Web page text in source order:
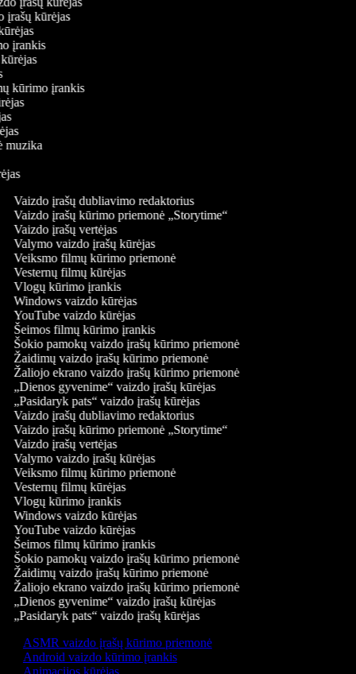
įrašų kūrėjas
įrankis
kūrimo įrankis
muzika
Vaizdo įrašų dubliavimo redaktorius
Vaizdo įrašų kūrimo priemonė „Storytime“
Vaizdo įrašų vertėjas
Valymo vaizdo įrašų kūrėjas
Veiksmo filmų kūrimo priemonė
Vesternų filmų kūrėjas
Vlogų kūrimo įrankis
Windows vaizdo kūrėjas
YouTube vaizdo kūrėjas
Šeimos filmų kūrimo įrankis
Šokio pamokų vaizdo įrašų kūrimo priemonė
Žaidimų vaizdo įrašų kūrimo priemonė
Žaliojo ekrano vaizdo įrašų kūrimo priemonė
„Dienos gyvenime“ vaizdo įrašų kūrėjas
„Pasidaryk pats“ vaizdo įrašų kūrėjas
Vaizdo įrašų dubliavimo redaktorius
Vaizdo įrašų kūrimo priemonė „Storytime“
Vaizdo įrašų vertėjas
Valymo vaizdo įrašų kūrėjas
Veiksmo filmų kūrimo priemonė
Vesternų filmų kūrėjas
Vlogų kūrimo įrankis
Windows vaizdo kūrėjas
YouTube vaizdo kūrėjas
Šeimos filmų kūrimo įrankis
Šokio pamokų vaizdo įrašų kūrimo priemonė
Žaidimų vaizdo įrašų kūrimo priemonė
Žaliojo ekrano vaizdo įrašų kūrimo priemonė
„Dienos gyvenime“ vaizdo įrašų kūrėjas
„Pasidaryk pats“ vaizdo įrašų kūrėjas
ASMR vaizdo įrašų kūrimo priemonė
Android vaizdo kūrimo įrankis